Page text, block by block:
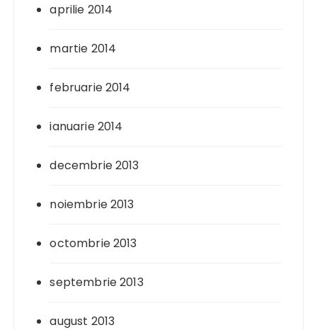
aprilie 2014
martie 2014
februarie 2014
ianuarie 2014
decembrie 2013
noiembrie 2013
octombrie 2013
septembrie 2013
august 2013